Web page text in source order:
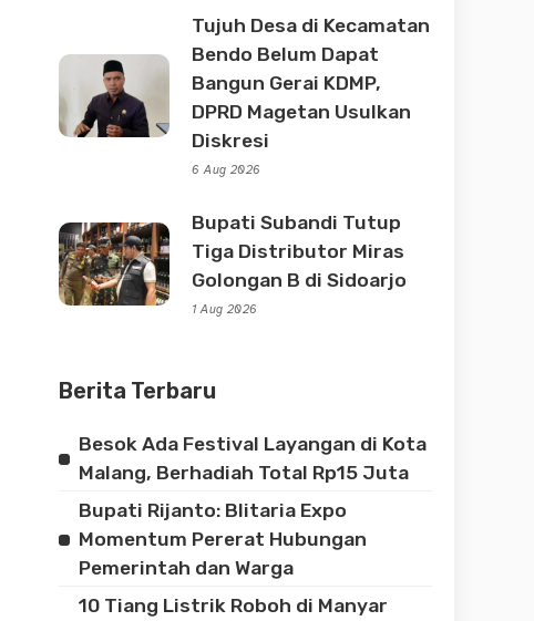
Tujuh Desa di Kecamatan
Bendo Belum Dapat
Bangun Gerai KDMP,
DPRD Magetan Usulkan
Diskresi
6 Aug 2026
Bupati Subandi Tutup
Tiga Distributor Miras
Golongan B di Sidoarjo
1 Aug 2026
Berita Terbaru
Besok Ada Festival Layangan di Kota
Malang, Berhadiah Total Rp15 Juta
Bupati Rijanto: Blitaria Expo
Momentum Pererat Hubungan
Pemerintah dan Warga
10 Tiang Listrik Roboh di Manyar